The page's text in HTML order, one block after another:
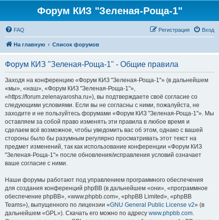
Форум КИЗ "Зеленая-Роща-1"
FAQ Вход
Регистрация
На главную Список форумов
Форум КИЗ "Зеленая-Роща-1" - Общие правила
Заходя на конференцию «Форум КИЗ "Зеленая-Роща-1"» (в дальнейшем
«мы», «наш», «Форум КИЗ "Зеленая-Роща-1"»,
«https://forum.zelenayarosha.ru»), вы подтверждаете своё согласие со
следующими условиями. Если вы не согласны с ними, пожалуйста, не
заходите и не пользуйтесь форумами «Форум КИЗ "Зеленая-Роща-1"». Мы
оставляем за собой право изменять эти правила в любое время и
сделаем всё возможное, чтобы уведомить вас об этом, однако с вашей
стороны было бы разумным регулярно просматривать этот текст на
предмет изменений, так как использование конференции «Форум КИЗ
"Зеленая-Роща-1"» после обновления/исправления условий означает
ваше согласие с ними.
Наши форумы работают под управлением программного обеспечения
для создания конференций phpBB (в дальнейшем «они», «программное
обеспечение phpBB», «www.phpbb.com», «phpBB Limited», «phpBB
Teams»), выпущенного по лицензии «GNU General Public License v2» (в
дальнейшем «GPL»). Скачать его можно по адресу www.phpbb.com.